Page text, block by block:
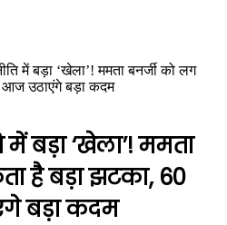
में बड़ा ‘खेला’! ममता बनर्जी को लग
आज उठाएंगे बड़ा कदम
बड़ा ‘खेला’! ममता
है बड़ा झटका, 60
बड़ा कदम